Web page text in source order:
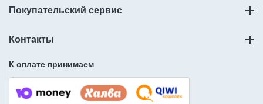
Покупательский сервис
Контакты
К оплате принимаем